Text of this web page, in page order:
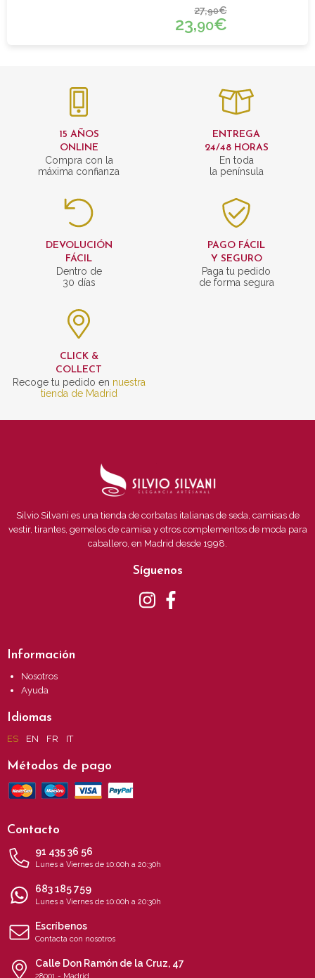
27,90€
23,90€
15 AÑOS
ONLINE
Compra con la
máxima confianza
ENTREGA
24/48 HORAS
En toda
la península
DEVOLUCIÓN
FÁCIL
Dentro de
30 días
PAGO FÁCIL
Y SEGURO
Paga tu pedido
de forma segura
CLICK &
COLLECT
Recoge tu pedido en nuestra
tienda de Madrid
Silvio Silvani es una tienda de corbatas italianas de seda, camisas de
vestir, tirantes, gemelos de camisa y otros complementos de moda para
caballero, en Madrid desde 1998.
Síguenos
Información
Nosotros
Ayuda
Idiomas
ES EN FR IT
Métodos de pago
Contacto
91 435 36 56
Lunes a Viernes de 10:00h a 20:30h
683 185 759
Lunes a Viernes de 10:00h a 20:30h
Escríbenos
Contacta con nosotros
Calle Don Ramón de la Cruz, 47
28001 - Madrid